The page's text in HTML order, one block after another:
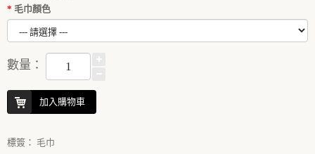
毛巾顏色
數量：
加入購物車
標簽： 毛巾